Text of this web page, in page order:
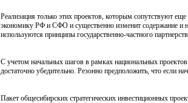
Реализация только этих проектов, которым сопутствуют
экономику РФ и СФО и существенно изменит содержание и
используются принципы государственно-частного
С учетом начальных шагов в рамках национальных
достаточно убедительно. Резонно предположить, что если
Пакет общесибирских стратегических инвестиционных